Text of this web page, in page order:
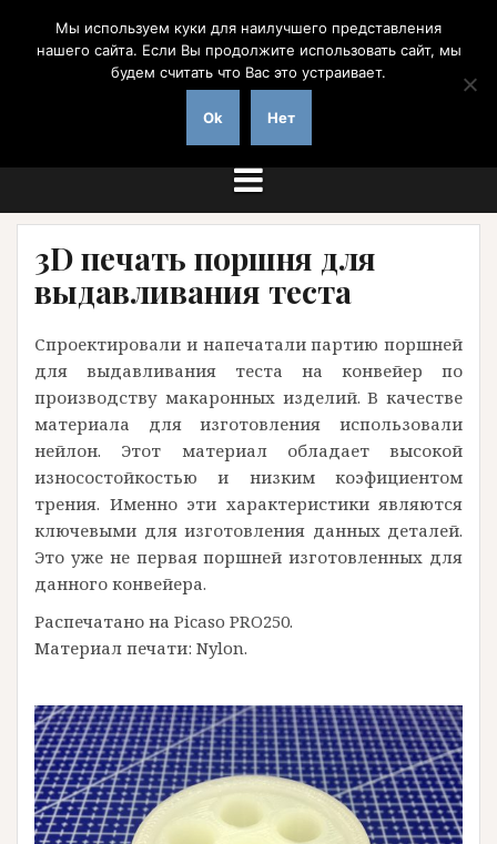
содержимому
на заказ с доставкой по России
3D печать поршня для
выдавливания теста
Спроектировали и напечатали партию поршней
для выдавливания теста на конвейер по
производству макаронных изделий. В качестве
материала для изготовления использовали
нейлон. Этот материал обладает высокой
износостойкостью и низким коэфициентом
трения. Именно эти характеристики являются
ключевыми для изготовления данных деталей.
Это уже не первая поршней изготовленных для
данного конвейера.
Распечатано на Picaso PRO250.
Материал печати: Nylon.
Мы используем куки для наилучшего представления
нашего сайта. Если Вы продолжите использовать сайт, мы
будем считать что Вас это устраивает.
Ok Нет